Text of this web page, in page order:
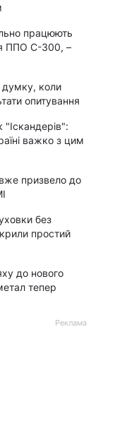
працюють
ППО С-300, –
думку, коли
опитування
важко з цим
призвело до
без
простий
до нового
тепер
Реклама